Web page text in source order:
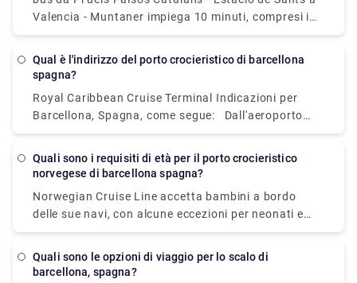
e convenienti. L'hotel si trova a pochi minuti a piedi
dall'aeroporto di Girona, il che lo rende un bel posto
alloggio pulito ed economico per la notte.
Valencia - Muntaner impiega 10 minuti, compresi i
trasferimenti, e parte ogni 15 minuti. I servizi bus
partono dalla stazione Pl dels Països Catalans -
Qual è l'indirizzo del porto crocieristico di barcellona
spagna?
Royal Caribbean Cruise Terminal Indicazioni per
Barcellona, Spagna, come segue: Dall'aeroporto
internazionale El Prat (BCN) al molo (10 miglia,
alla città di Barcellona. Una volta lì, seguire
Svoltare a destra e poi seguire le indicazioni che
dicono PUERTO.
Quali sono i requisiti di età per il porto crocieristico
norvegese di barcellona spagna?
Norwegian Cruise Line accetta bambini a bordo
delle sue navi, con alcune eccezioni per neonati e
donne in gravidanza. Almeno una persona in ogni
Norwegian. La tua età il giorno della partenza è
Quali sono le opzioni di viaggio per lo scalo di
barcellona, spagna?